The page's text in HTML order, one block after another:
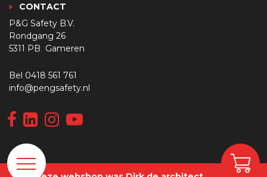
CONTACT
P&G Safety B.V.
Rondgang 26
5311 PB Gameren
Bel 0418 561 761
info@pengsafety.nl